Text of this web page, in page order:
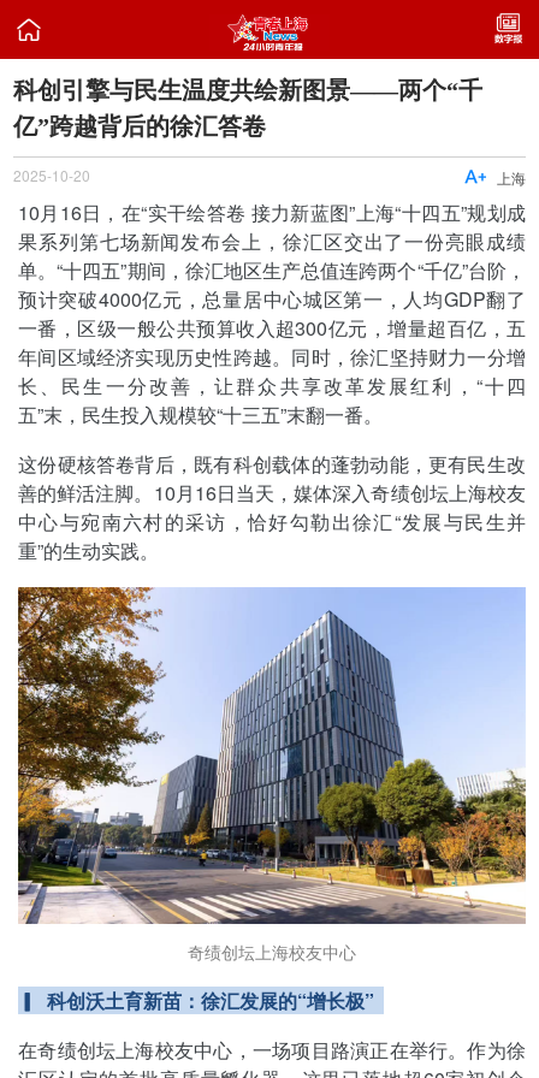

科创引擎与民生温度共绘新图景——两个“千
亿”跨越背后的徐汇答卷
2025-10-20 上海

10月16日，在“实干绘答卷 接力新蓝图”上海“十四五”规划成
果系列第七场新闻发布会上，徐汇区交出了一份亮眼成绩
单。“十四五”期间，徐汇地区生产总值连跨两个“千亿”台阶，
预计突破4000亿元，总量居中心城区第一，人均GDP翻了
一番，区级一般公共预算收入超300亿元，增量超百亿，五
年间区域经济实现历史性跨越。同时，徐汇坚持财力一分增
长、民生一分改善，让群众共享改革发展红利，“十四
五”末，民生投入规模较“十三五”末翻一番。
这份硬核答卷背后，既有科创载体的蓬勃动能，更有民生改
善的鲜活注脚。10月16日当天，媒体深入奇绩创坛上海校友
中心与宛南六村的采访，恰好勾勒出徐汇“发展与民生并
重”的生动实践。
奇绩创坛上海校友中心
▎ 科创沃土育新苗：徐汇发展的“增长极”
在奇绩创坛上海校友中心，一场项目路演正在举行。作为徐